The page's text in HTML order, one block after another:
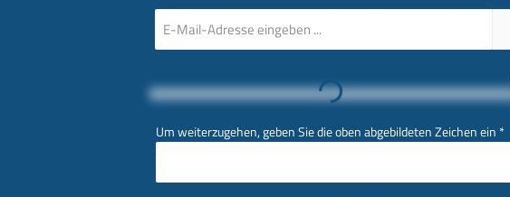
Mail-
Loading...
Um weiterzugehen, geben Sie die oben abgebildeten Zeichen ein *